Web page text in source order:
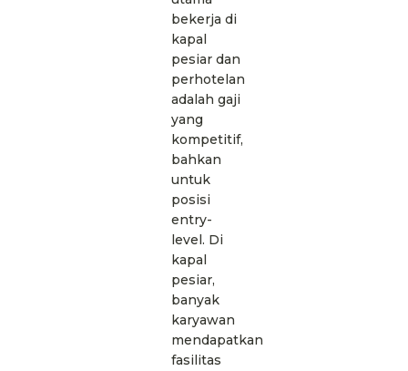
bekerja di
kapal
pesiar dan
perhotelan
adalah gaji
yang
kompetitif,
bahkan
untuk
posisi
entry-
level. Di
kapal
pesiar,
banyak
karyawan
mendapatkan
fasilitas